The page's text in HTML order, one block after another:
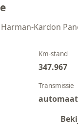
Kardon
Km-stand
347.967
Transmissie
automaat